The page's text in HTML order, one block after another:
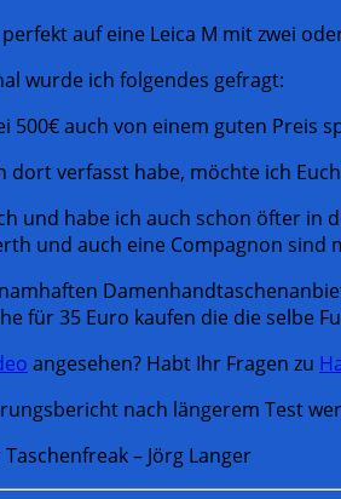
auf eine Leica M mit zwei
wurde ich folgendes gefragt:
500€ auch von einem guten Preis
dort verfasst habe, möchte ich
und habe ich auch schon öfter
und auch eine Compagnon sind
für 35 Euro kaufen die die selbe
angesehen? Habt Ihr Fragen zu
nach längerem Test
– Jörg Langer